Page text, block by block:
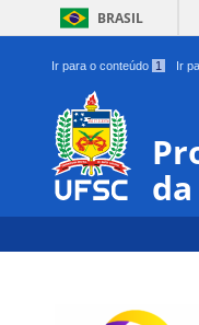
BRASIL
Ir para o conteúdo 1 Ir